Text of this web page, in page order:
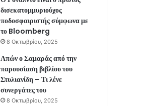
δισεκατομμυριούχος
ποδοσφαιριστής σύμφωνα με
το Bloomberg
8 Οκτωβρίου, 2025
Απών ο Σαμαράς από την
παρουσίαση βιβλίου του
Στυλιανίδη – Τι λένε
συνεργάτες του
8 Οκτωβρίου, 2025